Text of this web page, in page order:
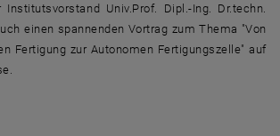
Univ.Prof. Dipl.-Ing. Dr.techn.
einen spannenden Vortrag zum Thema "Von
Fertigung zur Autonomen Fertigungszelle" auf